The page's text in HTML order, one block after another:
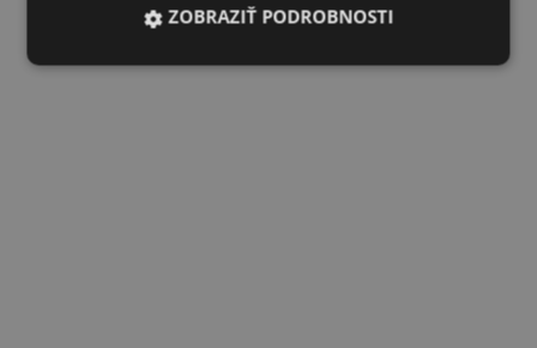
ZOBRAZIŤ PODROBNOSTI